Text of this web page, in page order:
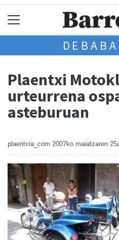
Plaentxi
urteurrena
asteburuan
plaentxia_com 2007ko maiatzaren